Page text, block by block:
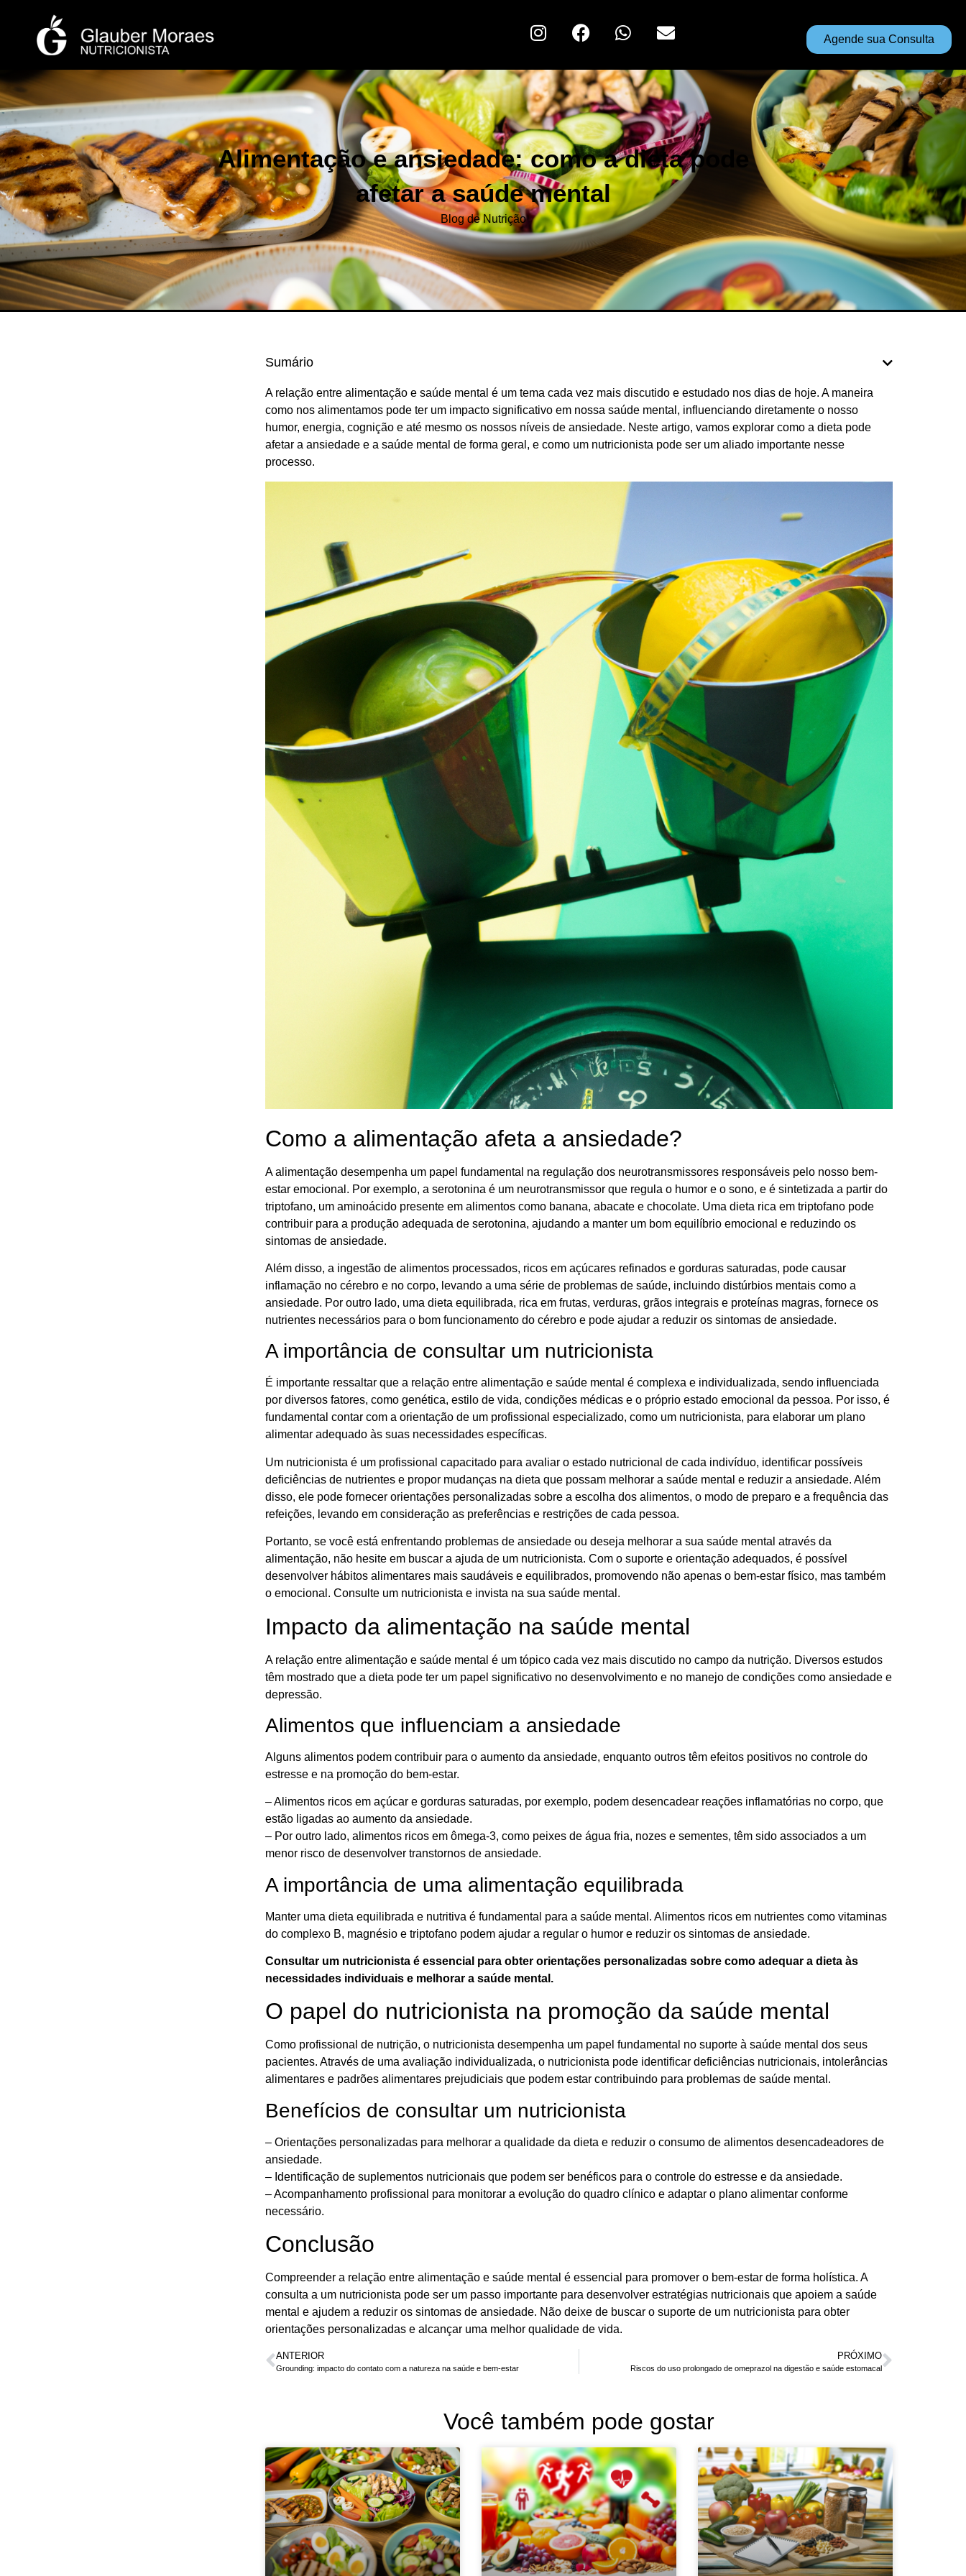
Agende sua Consulta
Alimentação e ansiedade: como a dieta pode
afetar a saúde mental
Blog de Nutrição
Sumário
A relação entre alimentação e saúde mental é um tema cada vez mais discutido e estudado nos dias de hoje. A maneira
como nos alimentamos pode ter um impacto significativo em nossa saúde mental, influenciando diretamente o nosso
humor, energia, cognição e até mesmo os nossos níveis de ansiedade. Neste artigo, vamos explorar como a dieta pode
afetar a ansiedade e a saúde mental de forma geral, e como um nutricionista pode ser um aliado importante nesse
processo.
Como a alimentação afeta a ansiedade?
A alimentação desempenha um papel fundamental na regulação dos neurotransmissores responsáveis pelo nosso bem-
estar emocional. Por exemplo, a serotonina é um neurotransmissor que regula o humor e o sono, e é sintetizada a partir do
triptofano, um aminoácido presente em alimentos como banana, abacate e chocolate. Uma dieta rica em triptofano pode
contribuir para a produção adequada de serotonina, ajudando a manter um bom equilíbrio emocional e reduzindo os
sintomas de ansiedade.
Além disso, a ingestão de alimentos processados, ricos em açúcares refinados e gorduras saturadas, pode causar
inflamação no cérebro e no corpo, levando a uma série de problemas de saúde, incluindo distúrbios mentais como a
ansiedade. Por outro lado, uma dieta equilibrada, rica em frutas, verduras, grãos integrais e proteínas magras, fornece os
nutrientes necessários para o bom funcionamento do cérebro e pode ajudar a reduzir os sintomas de ansiedade.
A importância de consultar um nutricionista
É importante ressaltar que a relação entre alimentação e saúde mental é complexa e individualizada, sendo influenciada
por diversos fatores, como genética, estilo de vida, condições médicas e o próprio estado emocional da pessoa. Por isso, é
fundamental contar com a orientação de um profissional especializado, como um nutricionista, para elaborar um plano
alimentar adequado às suas necessidades específicas.
Um nutricionista é um profissional capacitado para avaliar o estado nutricional de cada indivíduo, identificar possíveis
deficiências de nutrientes e propor mudanças na dieta que possam melhorar a saúde mental e reduzir a ansiedade. Além
disso, ele pode fornecer orientações personalizadas sobre a escolha dos alimentos, o modo de preparo e a frequência das
refeições, levando em consideração as preferências e restrições de cada pessoa.
Portanto, se você está enfrentando problemas de ansiedade ou deseja melhorar a sua saúde mental através da
alimentação, não hesite em buscar a ajuda de um nutricionista. Com o suporte e orientação adequados, é possível
desenvolver hábitos alimentares mais saudáveis e equilibrados, promovendo não apenas o bem-estar físico, mas também
o emocional. Consulte um nutricionista e invista na sua saúde mental.
Impacto da alimentação na saúde mental
A relação entre alimentação e saúde mental é um tópico cada vez mais discutido no campo da nutrição. Diversos estudos
têm mostrado que a dieta pode ter um papel significativo no desenvolvimento e no manejo de condições como ansiedade e
depressão.
Alimentos que influenciam a ansiedade
Alguns alimentos podem contribuir para o aumento da ansiedade, enquanto outros têm efeitos positivos no controle do
estresse e na promoção do bem-estar.
– Alimentos ricos em açúcar e gorduras saturadas, por exemplo, podem desencadear reações inflamatórias no corpo, que
estão ligadas ao aumento da ansiedade.
– Por outro lado, alimentos ricos em ômega-3, como peixes de água fria, nozes e sementes, têm sido associados a um
menor risco de desenvolver transtornos de ansiedade.
A importância de uma alimentação equilibrada
Manter uma dieta equilibrada e nutritiva é fundamental para a saúde mental. Alimentos ricos em nutrientes como vitaminas
do complexo B, magnésio e triptofano podem ajudar a regular o humor e reduzir os sintomas de ansiedade.
Consultar um nutricionista é essencial para obter orientações personalizadas sobre como adequar a dieta às
necessidades individuais e melhorar a saúde mental.
O papel do nutricionista na promoção da saúde mental
Como profissional de nutrição, o nutricionista desempenha um papel fundamental no suporte à saúde mental dos seus
pacientes. Através de uma avaliação individualizada, o nutricionista pode identificar deficiências nutricionais, intolerâncias
alimentares e padrões alimentares prejudiciais que podem estar contribuindo para problemas de saúde mental.
Benefícios de consultar um nutricionista
– Orientações personalizadas para melhorar a qualidade da dieta e reduzir o consumo de alimentos desencadeadores de
ansiedade.
– Identificação de suplementos nutricionais que podem ser benéficos para o controle do estresse e da ansiedade.
– Acompanhamento profissional para monitorar a evolução do quadro clínico e adaptar o plano alimentar conforme
necessário.
Conclusão
Compreender a relação entre alimentação e saúde mental é essencial para promover o bem-estar de forma holística. A
consulta a um nutricionista pode ser um passo importante para desenvolver estratégias nutricionais que apoiem a saúde
mental e ajudem a reduzir os sintomas de ansiedade. Não deixe de buscar o suporte de um nutricionista para obter
orientações personalizadas e alcançar uma melhor qualidade de vida.
ANTERIOR
Grounding: impacto do contato com a natureza na saúde e bem-estar
PRÓXIMO
Riscos do uso prolongado de omeprazol na digestão e saúde estomacal
Você também pode gostar